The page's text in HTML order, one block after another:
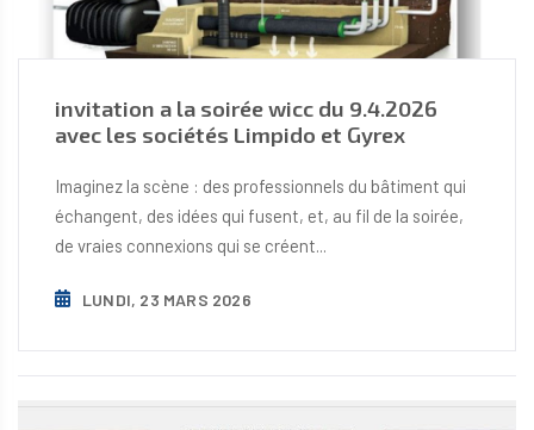
invitation a la soirée wicc du 9.4.2026
avec les sociétés Limpido et Gyrex
Imaginez la scène : des professionnels du bâtiment qui
échangent, des idées qui fusent, et, au fil de la soirée,
de vraies connexions qui se créent...
LUNDI, 23 MARS 2026